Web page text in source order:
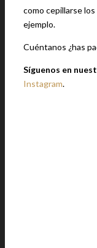
como cepillarse
ejemplo.
Cuéntanos ¿has
Síguenos en
Instagram.